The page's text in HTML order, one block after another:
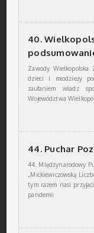
40.
Zawody Wielkopolska
dzieci i młodzieży
zaufaniem władz
Województwa
44. Puchar
44. Międzynarodowy
„Mickiewiczowską
tym razem nasi
pandemii